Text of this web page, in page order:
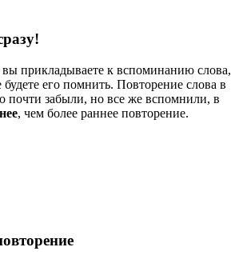
прикладываете к вспоминанию слова,
его помнить. Повторение слова в
почти забыли, но все же вспомнили, в
, чем более раннее повторение.